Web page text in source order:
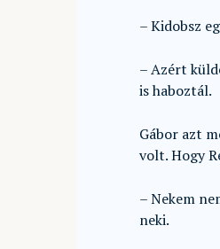
– Kidobsz
– Azért
is haboztál.
Gábor azt
volt. Hogy
– Nekem
neki.